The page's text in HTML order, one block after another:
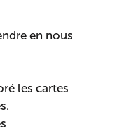
en nous
les cartes